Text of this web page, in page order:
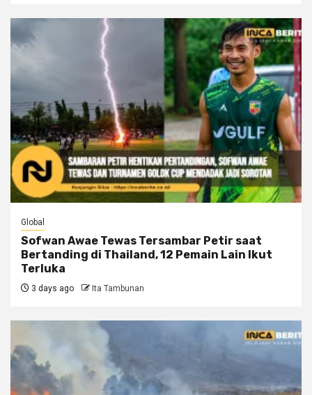
Global
Sofwan Awae Tewas Tersambar Petir saat
Bertanding di Thailand, 12 Pemain Lain Ikut
Terluka
3 days ago Ita Tambunan